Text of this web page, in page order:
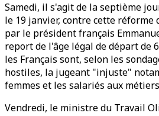
Samedi, il s'agit de la septième
le 19 janvier, contre cette
par le président français
report de l'âge légal de départ de
les Français sont, selon les
hostiles, la jugeant "injuste"
femmes et les salariés aux
Vendredi, le ministre du Travail